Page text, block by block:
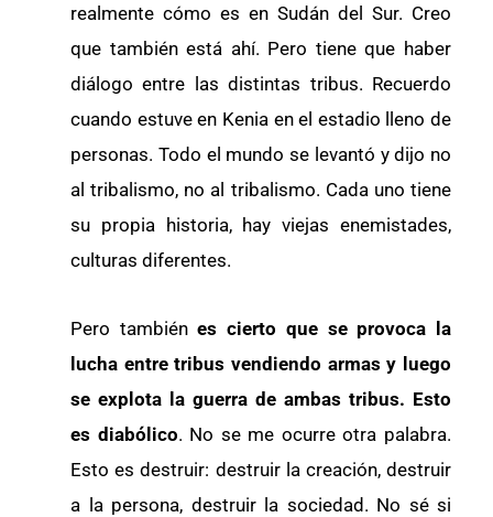
realmente cómo es en Sudán del Sur. Creo
que también está ahí. Pero tiene que haber
diálogo entre las distintas tribus. Recuerdo
cuando estuve en Kenia en el estadio lleno de
personas. Todo el mundo se levantó y dijo no
al tribalismo, no al tribalismo. Cada uno tiene
su propia historia, hay viejas enemistades,
culturas diferentes.
Pero tambiénes cierto que se provoca la
lucha entre tribus vendiendo armas y luego
se explota la guerra de ambas tribus. Esto
es diabólico. No se me ocurre otra palabra.
Esto es destruir: destruir la creación, destruir
a la persona, destruir la sociedad. No sé si